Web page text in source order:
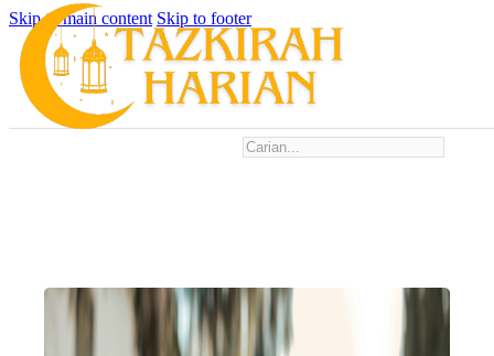
Skip to main content Skip to footer
Search